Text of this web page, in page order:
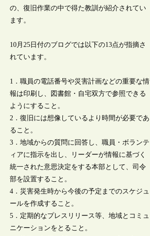
の、復旧作業の中で得た教訓が紹介されてい
ます。
10月25日付のブログでは以下の13点が指摘さ
れています。
1．職員の電話番号や災害計画などの重要な情
報は印刷し、図書館・自宅双方で参照できる
ようにすること。
2．復旧には想像しているより時間が必要であ
ること。
3．地域からの質問に回答し、職員・ボランテ
ィアに指示を出し、リーダーが情報に基づく
統一された意思決定をする本部として、司令
部を設置すること。
4．災害発生時から今後の予定までのスケジュ
ールを作成すること。
5．定期的なプレスリリース等、地域とコミュ
ニケーションをとること。